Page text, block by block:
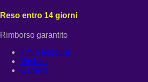
Reso entro 14 giorni
Rimborso garantito
Il mio account
Wishlist
Carrello